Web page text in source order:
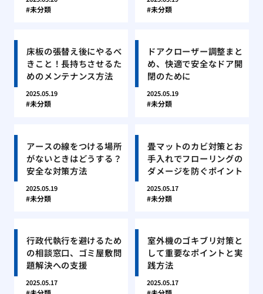
未分類 未分類
床板の張替え後にやるべ
きこと！長持ちさせるた
めのメンテナンス方法
2025.05.19
未分類
ドアクローザー調整まと
め、快適で安全なドア開
閉のために
2025.05.19
未分類
アースの線をつける場所
がないときはどうする？
安全な対策方法
2025.05.19
未分類
畳マットのカビ対策とお
手入れでフローリングの
ダメージを防ぐポイント
2025.05.17
未分類
行政代執行を避けるため
の相談窓口、ゴミ屋敷問
題解決への支援
2025.05.17
室外機のゴキブリ対策と
して重要なポイントと実
践方法
2025.05.17